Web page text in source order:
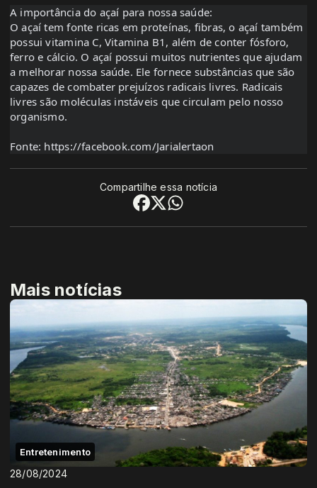
A importância do açaí para nossa saúde:
O açaí tem fonte ricas em proteínas, fibras, o açaí também
possui vitamina C, Vitamina B1, além de conter fósforo,
ferro e cálcio. O açaí possui muitos nutrientes que ajudam
a melhorar nossa saúde. Ele fornece substâncias que são
capazes de combater prejuízos radicais livres. Radicais
livres são moléculas instáveis que circulam pelo nosso
organismo.
Fonte: https://facebook.com/Jarialertaon
Compartilhe essa notícia
Mais notícias
Entretenimento
28/08/2024